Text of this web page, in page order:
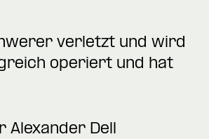
verletzt und wird
operiert und hat
Alexander Dell